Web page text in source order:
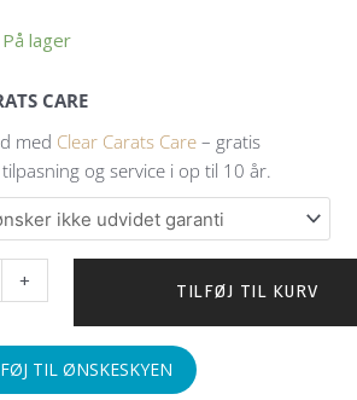
På lager
CARE
med Clear Carats Care – gratis
og service i op til 10 år.
+ TILFØJ TIL KURV
TIL ØNSKESKYEN